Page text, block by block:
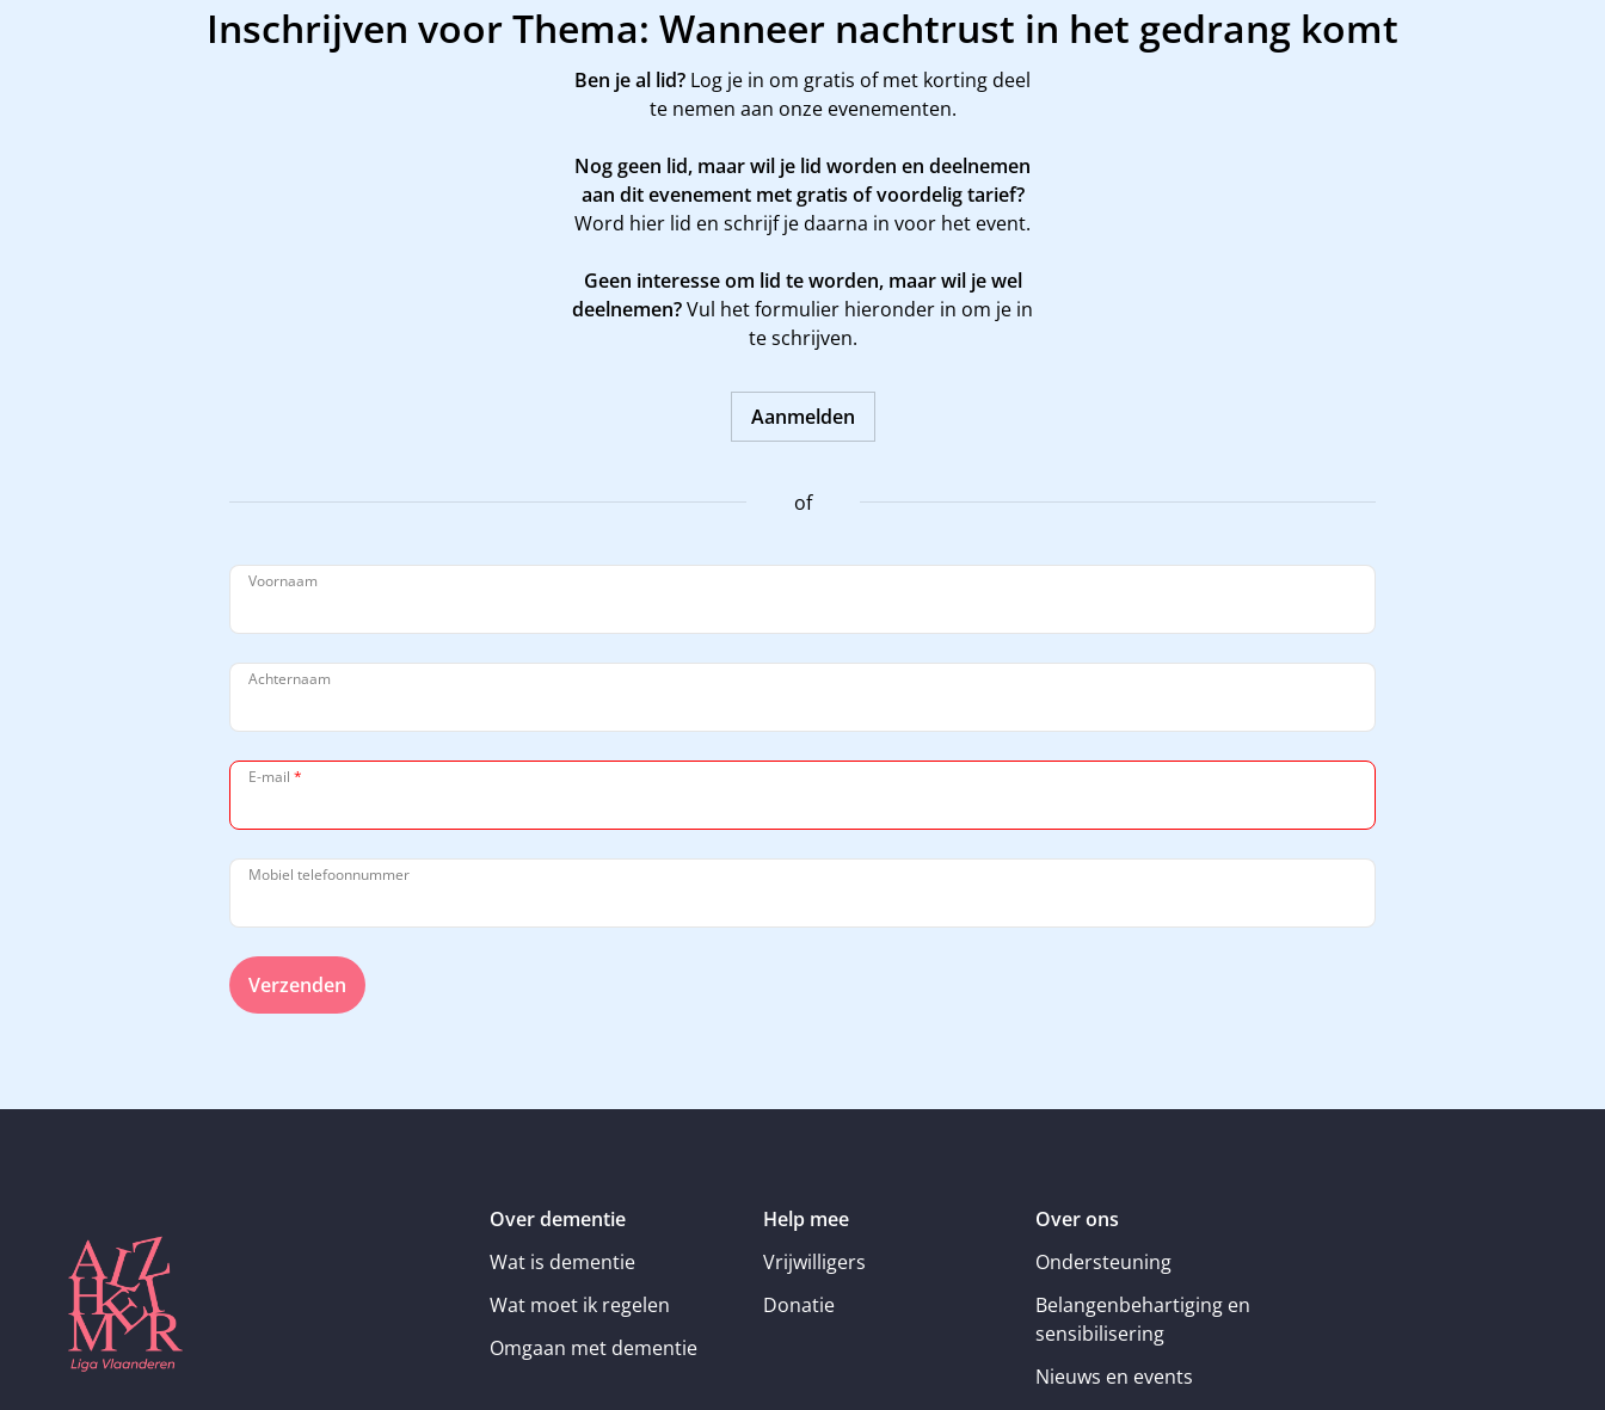
Inschrijven voor Thema: Wanneer nachtrust in het gedrang komt
Ben je al lid? Log je in om gratis of met korting deel
te nemen aan onze evenementen.
Nog geen lid, maar wil je lid worden en deelnemen
aan dit evenement met gratis of voordelig tarief?
Word hier lid en schrijf je daarna in voor het event.
Geen interesse om lid te worden, maar wil je wel
deelnemen?Vul het formulier hieronder in om je in
te schrijven.
Aanmelden
of
Voornaam
Achternaam
E-mail *
Mobiel telefoonnummer
Verzenden
Over dementie
Wat is dementie
Wat moet ik regelen
Omgaan met dementie
Help mee
Vrijwilligers
Donatie
Over ons
Ondersteuning
Belangenbehartiging en
sensibilisering
Nieuws en events